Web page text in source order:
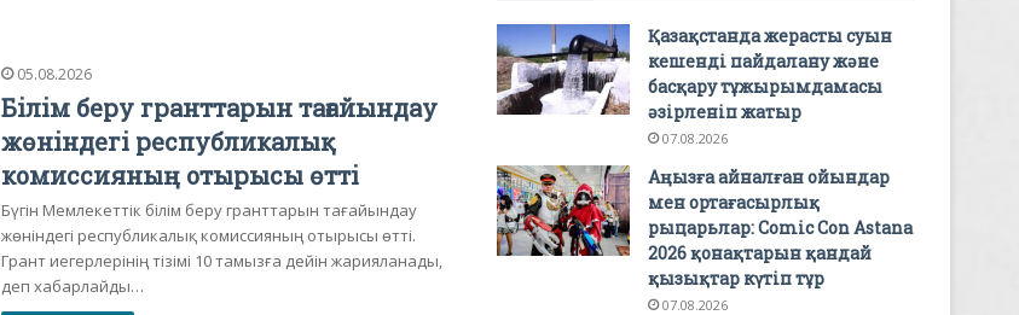
05.08.2026
Білім беру гранттарын тағайындау
жөніндегі республикалық
комиссияның отырысы өтті
Бүгін Мемлекеттік білім беру гранттарын тағайындау
жөніндегі республикалық комиссияның отырысы өтті.
Грант иегерлерінің тізімі 10 тамызға дейін жарияланады,
деп хабарлайды…
Қазақстанда жерасты суын
кешенді пайдалану және
басқару тұжырымдамасы
әзірленіп жатыр
07.08.2026
Аңызға айналған ойындар
мен ортағасырлық
рыцарьлар: Comic Con Astana
2026 қонақтарын қандай
қызықтар күтіп тұр
07.08.2026